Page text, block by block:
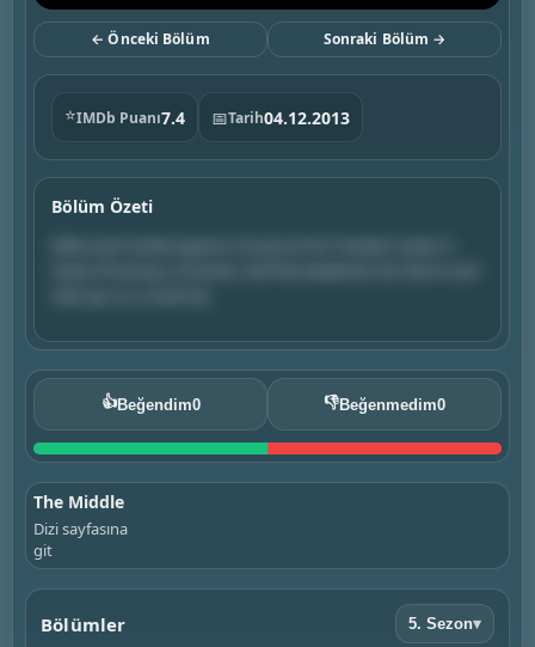
← Önceki Bölüm Sonraki Bölüm →
⭐IMDb Puanı7.4 📅Tarih04.12.2013
Bölüm Özeti
👍Beğendim0 👎Beğenmedim0
The Middle
Dizi sayfasına
git
Bölümler 5. Sezon▾